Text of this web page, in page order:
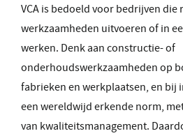
VCA is bedoeld voor bedrijven die
werkzaamheden uitvoeren of in
werken. Denk aan constructie- of
onderhoudswerkzaamheden op
fabrieken en werkplaatsen, en bij
een wereldwijd erkende norm,
van kwaliteitsmanagement.